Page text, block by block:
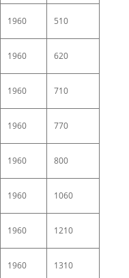
1960 510
1960 620
1960 710
1960 770
1960 800
1960 1060
1960 1210
1960 1310